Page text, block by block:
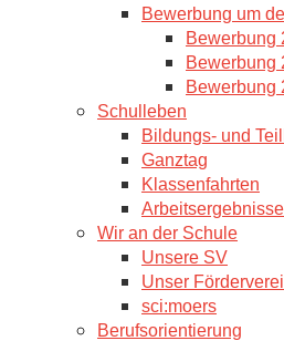
Bewerbung um
Bewerbung
Bewerbung
Bewerbung
Schulleben
Bildungs- und
Ganztag
Klassenfahrten
Wir an der Schule
Unsere SV
Unser
sci:moers
Berufsorientierung